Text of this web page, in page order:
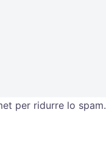
per ridurre lo spam.